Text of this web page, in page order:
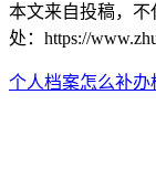
本文来自投稿，
处：https://
个人档案怎么补办